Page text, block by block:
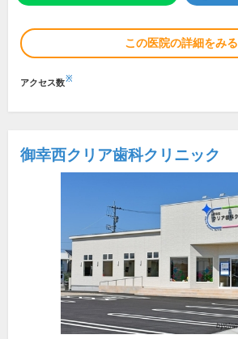
この医院の詳細をみる
アクセス数※
御幸西クリア歯科クリニック